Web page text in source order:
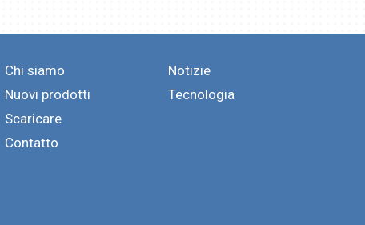
Chi siamo
Nuovi prodotti
Scaricare
Contatto
Notizie
Tecnologia